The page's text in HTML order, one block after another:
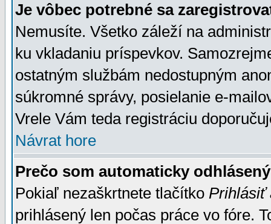
Je vôbec potrebné sa
Nemusíte. Všetko záleží na
ku vkladaniu príspevkov.
ostatným službám nedostupným
súkromné správy, posielanie e-
Vrele Vám teda registráciu
Návrat hore
Prečo som automaticky
Pokiaľ nezaškrtnete tlačítko Prihlásiť
prihlásený len počas práce vo fóre.